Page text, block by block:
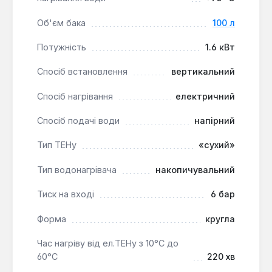
які цінують довговічність обладнання та мінімальні
вимоги до обслуговування, особливо в умовах
Об'єм бака 100 л
Потужність 1.6 кВт
Спосіб встановлення вертикальний
Спосіб нагрівання електричний
Спосіб подачі води напірний
Тип ТЕНу «сухий»
Тип водонагрівача накопичувальний
Тиск на вході 6 бар
Форма кругла
Час нагріву від ел.ТЕНу з 10°С до
60°С
220 хв